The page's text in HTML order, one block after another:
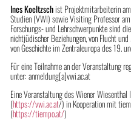
Ines Koeltzschist Projektmitarbeiterin
Studien (VWI) sowie Visiting Professor
Forschungs- und Lehrschwerpunkte sind
nichtjüdischer Beziehungen, von Flucht
von Geschichte im Zentraleuropa des 19.
Für eine Teilnahme an der Veranstaltung
unter: anmeldung[a]vwi.ac.at
Eine Veranstaltung des Wiener
(https://vwi.ac.at/) in Kooperation mit
(https://tiempo.at/)